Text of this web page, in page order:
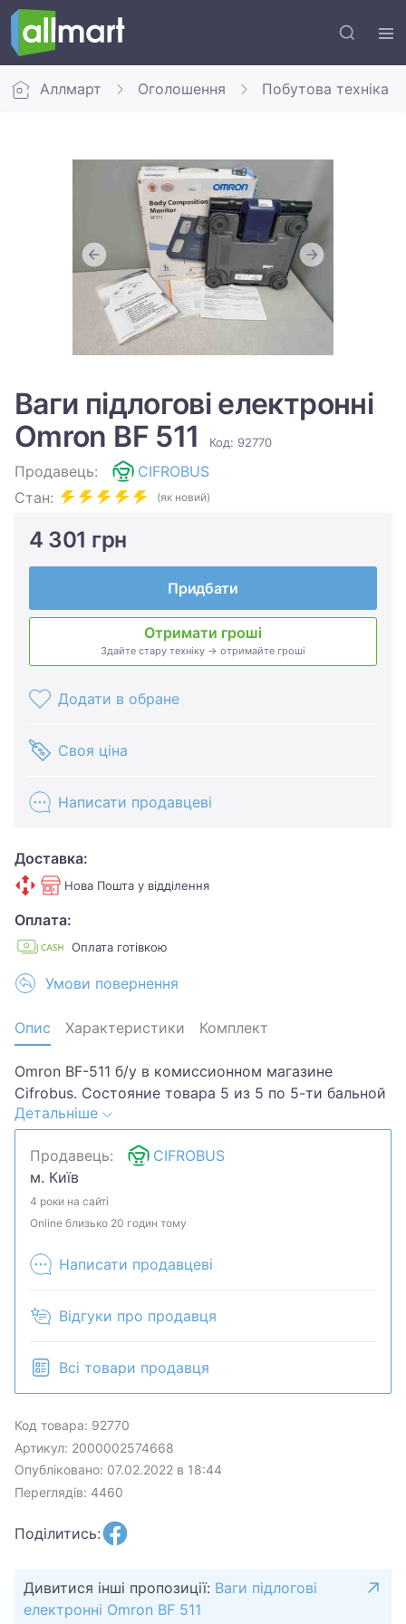
Аллмарт Оголошення Побутова техніка
Ваги підлогові електронні
Omron BF 511
Код: 92770
Продавець:
CIFROBUS
Стан:
(як новий)
4 301 грн
Придбати
Отримати гроші
Здайте стару техніку → отримайте гроші
Додати в обране
Своя ціна
Написати продавцеві
Доставка:
Нова Пошта у відділення
Оплата:
Оплата готівкою
Умови повернення
Опис Характеристики Комплект
Omron BF-511 б/у в комиссионном магазине
Cifrobus. Состояние товара 5 из 5 по 5-ти бальной
системе. Примечание: царапины
потертости.Хотите скидку? Давайте обсудим.
Предложите свою цену и мы посмотрим, что
сможем сделать.Уточняйте наличие и
комплектацию у менеджера. Товар может быть
продан в розничном магазине.
Детальніше
Продавець:
CIFROBUS
м. Київ
4 роки на сайті
Online близько 20 годин тому
Написати продавцеві
Відгуки про продавця
Всі товари продавця
Код товара: 92770
Артикул: 2000002574668
Опубліковано: 07.02.2022 в 18:44
Переглядів: 4460
Поділитись:
Дивитися інші пропозиції: Ваги підлогові
електронні Omron BF 511